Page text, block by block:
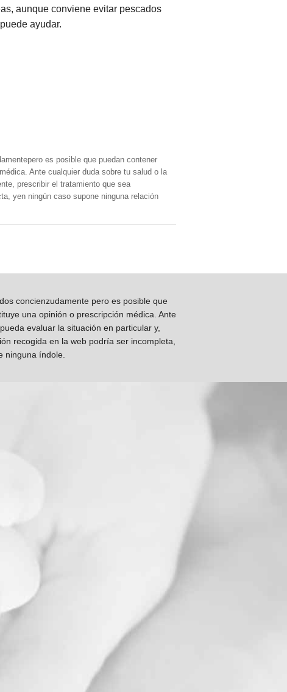
aunque conviene evitar pescados
ayudar.
es posible que puedan contener
Ante cualquier duda sobre tu salud o la
prescribir el tratamiento que sea
yen ningún caso supone ninguna relación
concienzudamente pero es posible que
una opinión o prescripción médica. Ante
evaluar la situación en particular y,
recogida en la web podría ser incompleta,
ninguna índole.